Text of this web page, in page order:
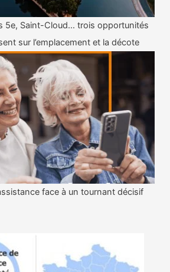
5e, Saint-Cloud… trois opportunités
sur l’emplacement et la décote
face à un tournant décisif